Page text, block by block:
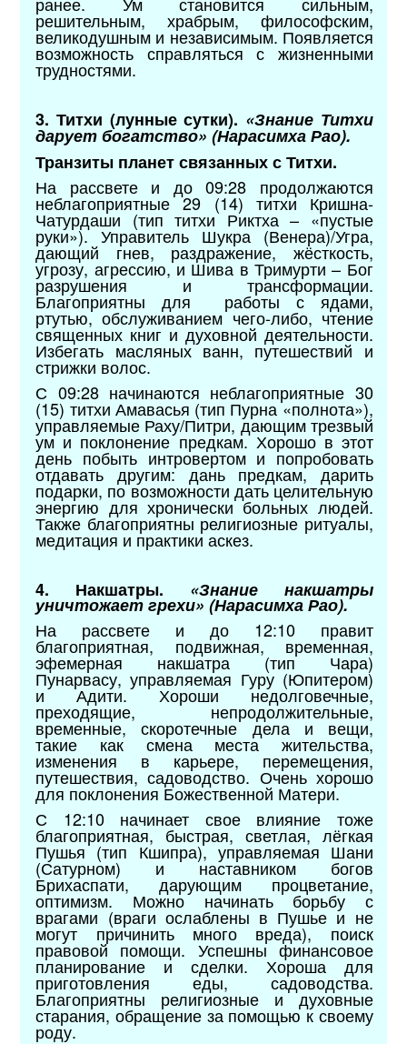
решительным, храбрым, философским,
великодушным и независимым. Появляется
возможность справляться с жизненными
трудностями.
3. Титхи (лунные сутки). «Знание Титхи
дарует богатство» (Нарасимха Рао).
Транзиты планет связанных с Титхи.
На рассвете и до 09:28 продолжаются
неблагоприятные 29 (14) титхи Кришна-
Чатурдаши (тип титхи Риктха – «пустые
руки»). Управитель Шукра (Венера)/Угра,
дающий гнев, раздражение, жёсткость,
угрозу, агрессию, и Шива в Тримурти – Бог
разрушения и трансформации.
Благоприятны для работы с ядами,
ртутью, обслуживанием чего-либо, чтение
священных книг и духовной деятельности.
Избегать масляных ванн, путешествий и
стрижки волос.
С 09:28 начинаются неблагоприятные 30
(15) титхи Амавасья (тип Пурна «полнота»),
управляемые Раху/Питри, дающим трезвый
ум и поклонение предкам. Хорошо в этот
день побыть интровертом и попробовать
отдавать другим: дань предкам, дарить
подарки, по возможности дать целительную
энергию для хронически больных людей.
Также благоприятны религиозные ритуалы,
медитация и практики аскез.
4. Накшатры. «Знание накшатры
уничтожает грехи» (Нарасимха Рао).
На рассвете и до 12:10 правит
благоприятная, подвижная, временная,
эфемерная накшатра (тип Чара)
Пунарвасу, управляемая Гуру (Юпитером)
и Адити. Хороши недолговечные,
преходящие, непродолжительные,
временные, скоротечные дела и вещи,
такие как смена места жительства,
изменения в карьере, перемещения,
путешествия, садоводство. Очень хорошо
для поклонения Божественной Матери.
С 12:10 начинает свое влияние тоже
благоприятная, быстрая, светлая, лёгкая
Пушья (тип Кшипра), управляемая Шани
(Сатурном) и наставником богов
Брихаспати, дарующим процветание,
оптимизм. Можно начинать борьбу с
врагами (враги ослаблены в Пушье и не
могут причинить много вреда), поиск
правовой помощи. Успешны финансовое
планирование и сделки. Хороша для
приготовления еды, садоводства.
Благоприятны религиозные и духовные
старания, обращение за помощью к своему
роду.